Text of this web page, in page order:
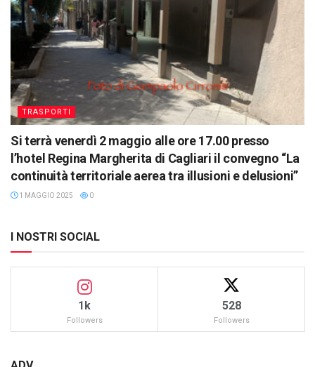
TRASPORTI
Si terrà venerdì 2 maggio alle ore 17.00 presso
l’hotel Regina Margherita di Cagliari il convegno “La
continuità territoriale aerea tra illusioni e delusioni”
1 MAGGIO 2025 0
I NOSTRI SOCIAL
1k
Followers
528
Followers